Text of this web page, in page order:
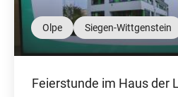
Olpe Siegen-Wittgenstein
Feierstunde im Haus der